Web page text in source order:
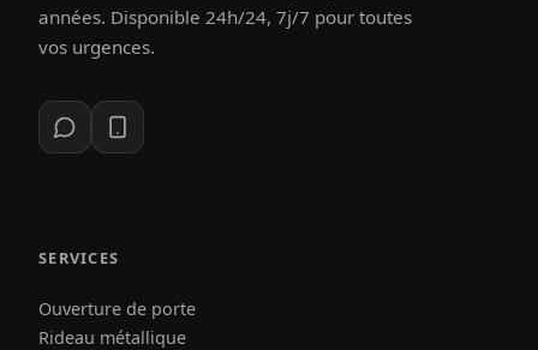
années. Disponible 24h/24, 7j/7 pour toutes
vos urgences.
SERVICES
Ouverture de porte
Rideau métallique